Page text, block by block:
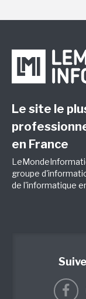
Le site le
en France
groupe
de l'informatique